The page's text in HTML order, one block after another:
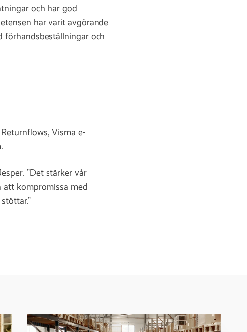
och har god
har varit avgörande
förhandsbeställningar och
Visma e-
”Det stärker vår
kompromissa med